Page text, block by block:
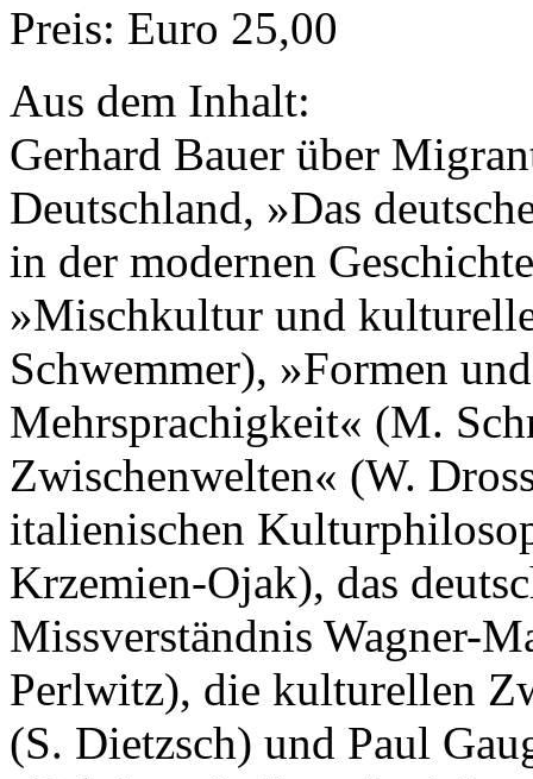
Preis: Euro 25,00
Aus dem Inhalt:
Gerhard Bauer über
Deutschland, »Das
in der modernen
»Mischkultur und
Schwemmer), »Formen
Mehrsprachigkeit« (M.
Zwischenwelten« (W.
italienischen
Krzemien-Ojak), das
Missverständnis Wagner-
Perlwitz), die kulturellen
(S. Dietzsch) und Paul